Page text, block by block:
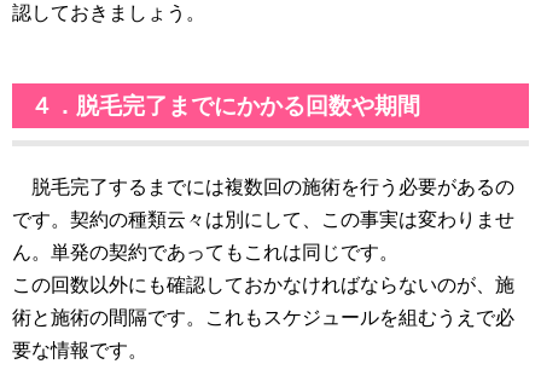
認しておきましょう。
４．脱毛完了までにかかる回数や期間
脱毛完了するまでには複数回の施術を行う必要があるの
です。契約の種類云々は別にして、この事実は変わりませ
ん。単発の契約であってもこれは同じです。
この回数以外にも確認しておかなければならないのが、施
術と施術の間隔です。これもスケジュールを組むうえで必
要な情報です。